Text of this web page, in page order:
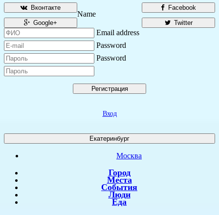
Facebook
Вконтакте
Twitter
Google+
Name
Email address
Password
Password
Регистрация
Вход
Екатеринбург
Москва
Город
Места
События
Люди
Еда